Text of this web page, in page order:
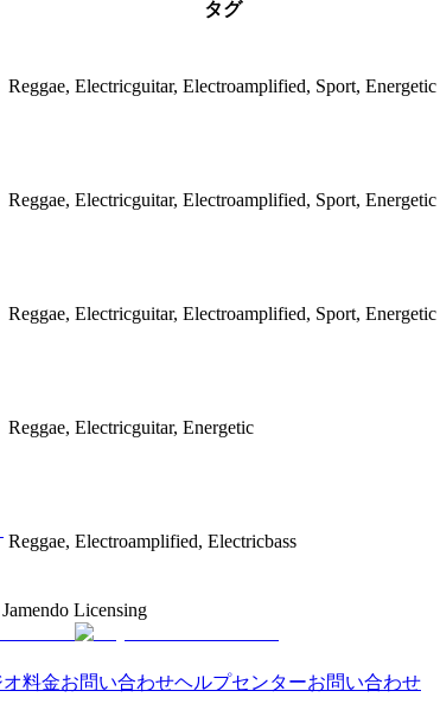
タグ
Reggae, Electricguitar, Electroamplified, Sport, Energetic
Reggae, Electricguitar, Electroamplified, Sport, Energetic
Reggae, Electricguitar, Electroamplified, Sport, Energetic
Reggae, Electricguitar, Energetic
Reggae, Electroamplified, Electricbass
Jamendo Licensing
料金お問い合わせヘルプセンターお問い合わせ